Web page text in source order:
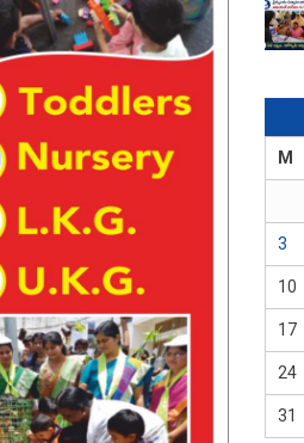
M
3
10
17
24
31